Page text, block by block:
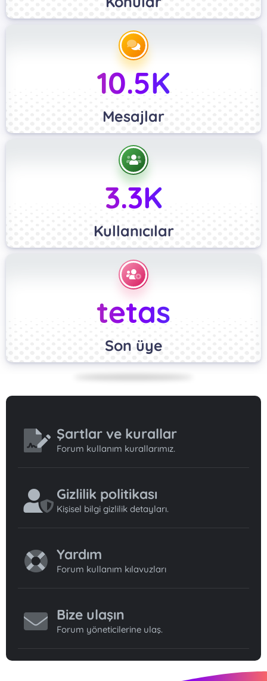
10.5K
Mesajlar
3.3K
Kullanıcılar
tetas
Son üye
Şartlar ve kurallar
Forum kullanım kurallarımız.
Gizlilik politikası
Kişisel bilgi gizlilik detayları.
Yardım
Forum kullanım kılavuzları
Bize ulaşın
Forum yöneticilerine ulaş.